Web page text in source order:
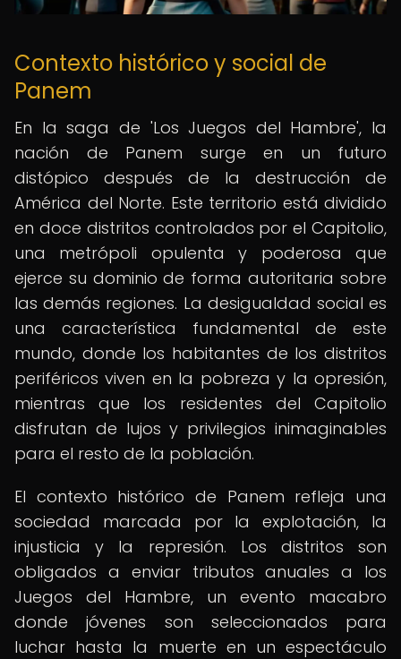
Contexto histórico y social de
Panem
En la saga de 'Los Juegos del Hambre', la
nación de Panem surge en un futuro
distópico después de la destrucción de
América del Norte. Este territorio está dividido
en doce distritos controlados por el Capitolio,
una metrópoli opulenta y poderosa que
ejerce su dominio de forma autoritaria sobre
las demás regiones. La desigualdad social es
una característica fundamental de este
mundo, donde los habitantes de los distritos
periféricos viven en la pobreza y la opresión,
mientras que los residentes del Capitolio
disfrutan de lujos y privilegios inimaginables
para el resto de la población.
El contexto histórico de Panem refleja una
sociedad marcada por la explotación, la
injusticia y la represión. Los distritos son
obligados a enviar tributos anuales a los
Juegos del Hambre, un evento macabro
donde jóvenes son seleccionados para
luchar hasta la muerte en un espectáculo